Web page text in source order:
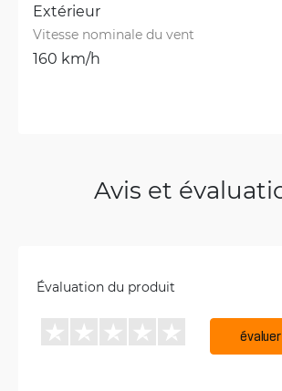
Extérieur
Vitesse nominale du vent
160 km/h
Avis et
Évaluation du produit